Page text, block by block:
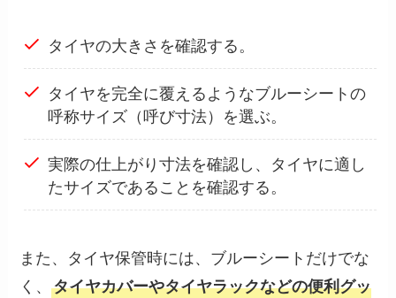
タイヤの大きさを確認する。
タイヤを完全に覆えるようなブルーシートの
呼称サイズ（呼び寸法）を選ぶ。
実際の仕上がり寸法を確認し、タイヤに適し
たサイズであることを確認する。
また、タイヤ保管時には、ブルーシートだけでな
く、タイヤカバーやタイヤラックなどの便利グッ